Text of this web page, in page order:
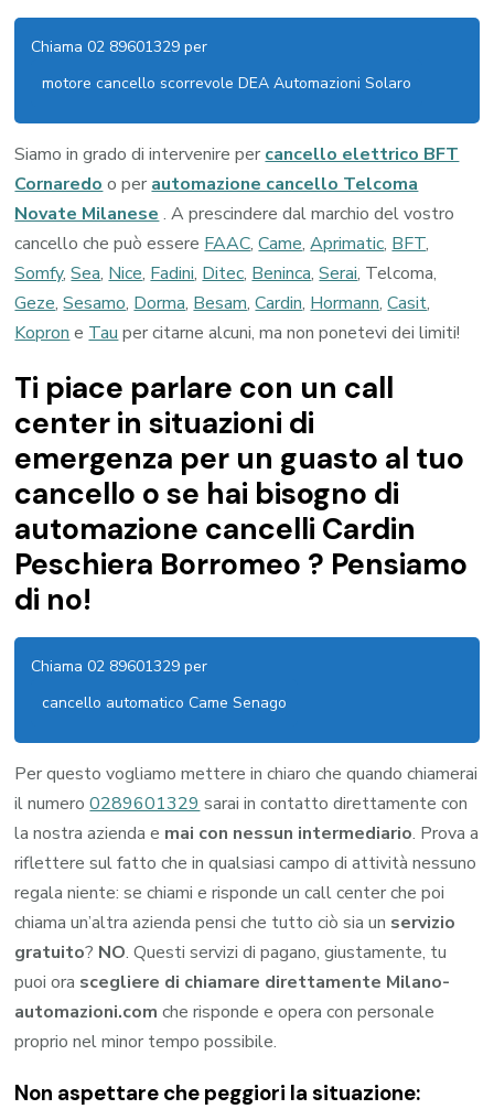
Chiama 02 89601329 per
motore cancello scorrevole DEA Automazioni Solaro
Siamo in grado di intervenire percancello elettrico BFT
Cornaredoo perautomazione cancello Telcoma
Novate Milanese. A prescindere dal marchio del vostro
cancello che può essereFAAC,Came,Aprimatic,BFT,
Somfy,Sea,Nice,Fadini,Ditec,Beninca,Serai, Telcoma,
Geze,Sesamo,Dorma,Besam,Cardin,Hormann,Casit,
KoproneTauper citarne alcuni, ma non ponetevi dei limiti!
Ti piace parlare con un call
center in situazioni di
emergenza per un guasto al tuo
cancello o se hai bisogno di
automazione cancelli Cardin
Peschiera Borromeo ? Pensiamo
di no!
Chiama 02 89601329 per
cancello automatico Came Senago
Per questo vogliamo mettere in chiaro che quando chiamerai
il numero0289601329 sarai in contatto direttamente con
la nostra azienda e mai con nessun intermediario. Prova a
riflettere sul fatto che in qualsiasi campo di attività nessuno
regala niente: se chiami e risponde un call center che poi
chiama un’altra azienda pensi che tutto ciò sia un servizio
gratuito? NO. Questi servizi di pagano, giustamente, tu
puoi ora scegliere di chiamare direttamente Milano-
automazioni.com che risponde e opera con personale
proprio nel minor tempo possibile.
Non aspettare che peggiori la situazione: